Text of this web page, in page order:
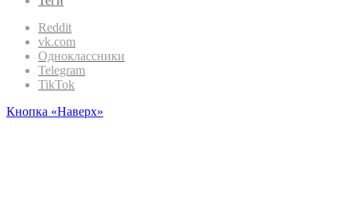
Reddit
vk.com
Одноклассники
Telegram
TikTok
Кнопка «Наверх»